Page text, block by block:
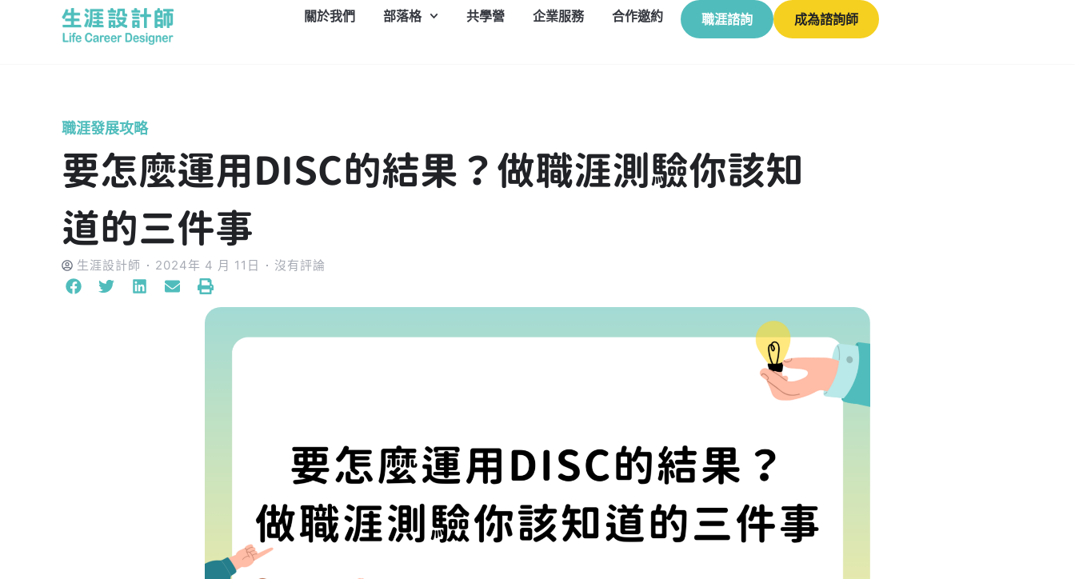
關於我們 部落格 共學營 企業服務 合作邀約 職涯諮詢 成為諮詢師
職涯發展攻略
要怎麼運用DISC的結果？做職涯測驗你該知
道的三件事
生涯設計師 2024年 4 月 11日 沒有評論